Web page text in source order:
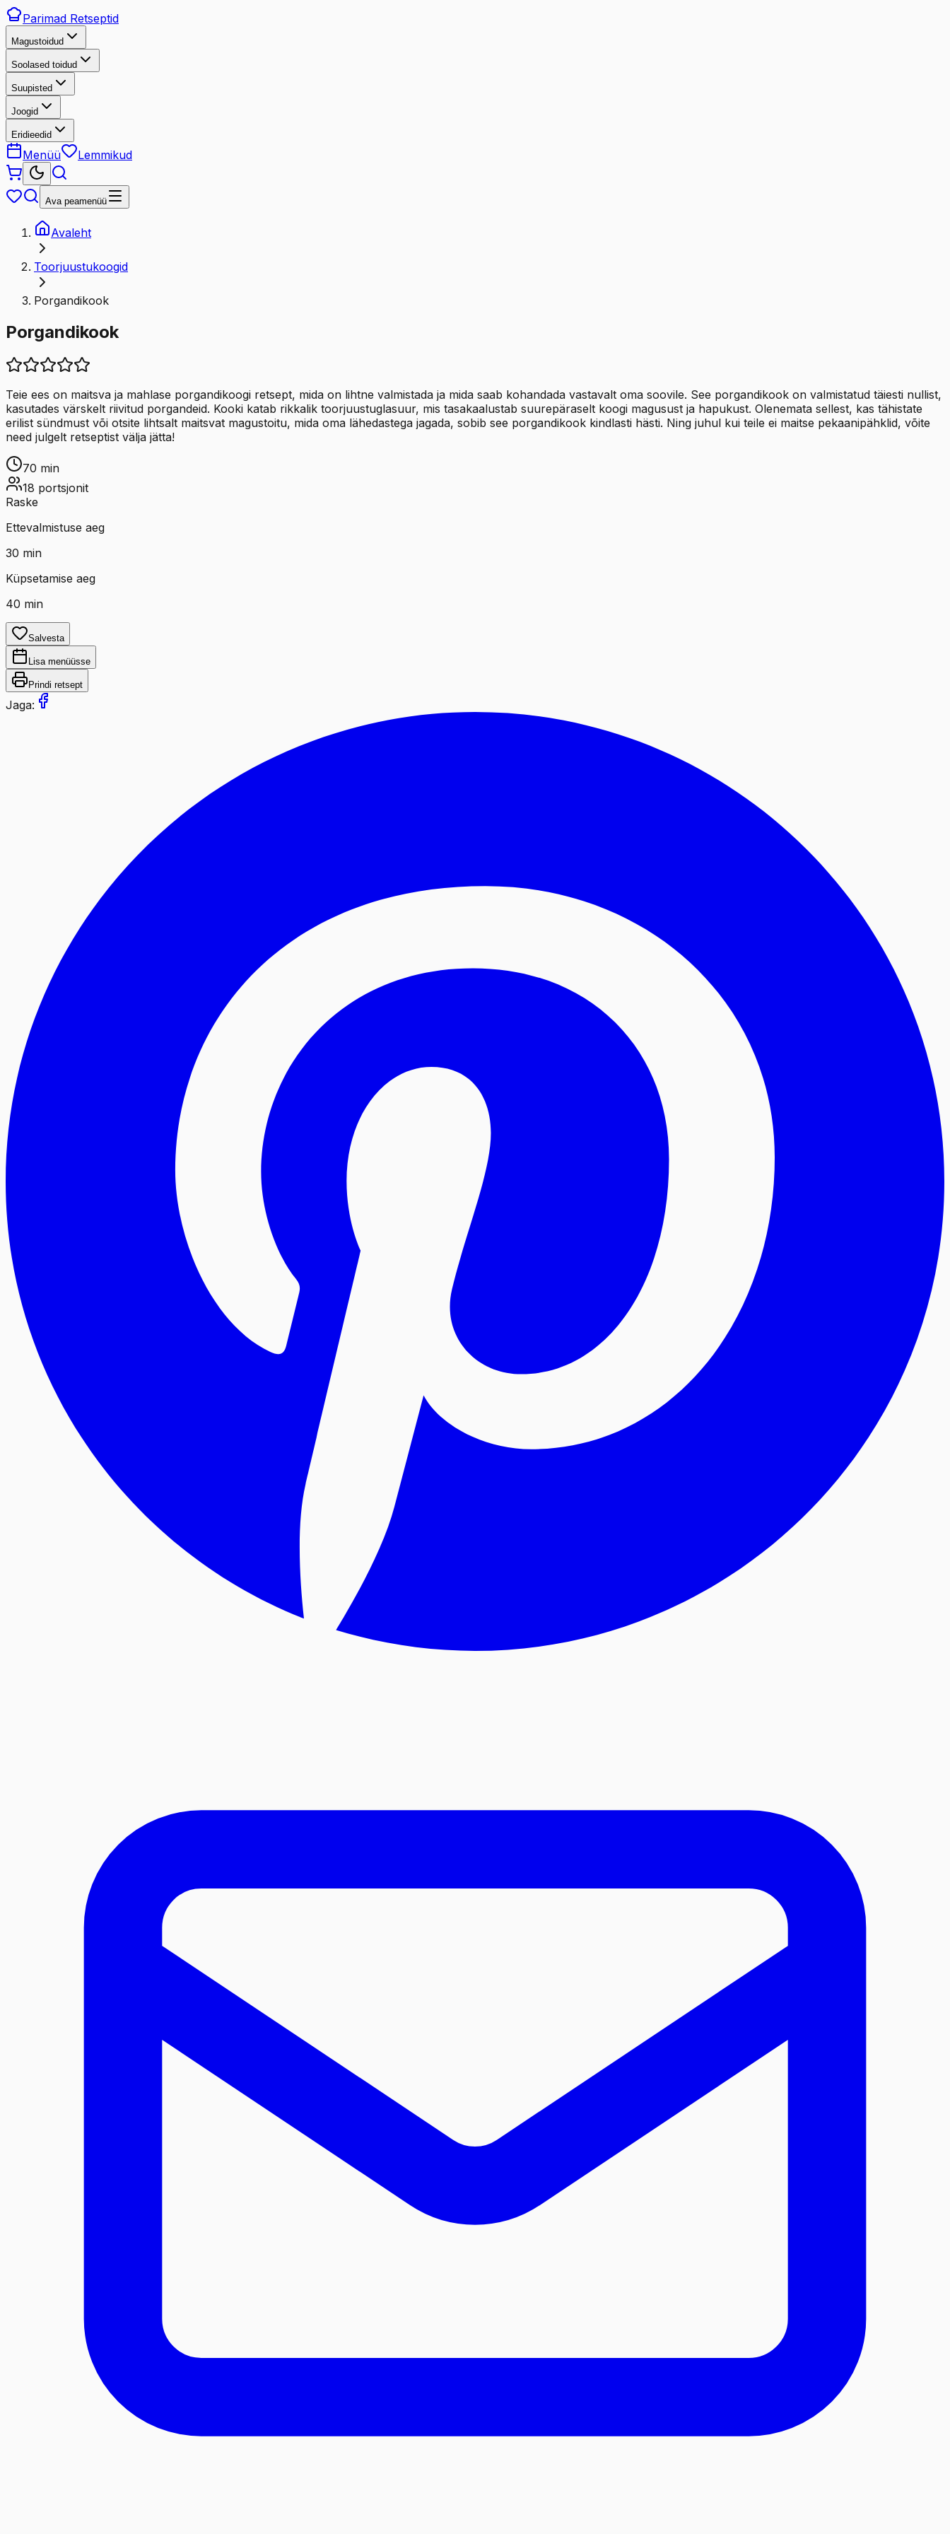
Parimad Retseptid
Magustoidud
Soolased toidud
Suupisted
Joogid
Eridieedid
Menüü Lemmikud
Ava peamenüü
Avaleht
Toorjuustukoogid
Porgandikook
Porgandikook
Teie ees on maitsva ja mahlase porgandikoogi retsept, mida on lihtne valmistada ja mida saab kohandada vastavalt oma soovile. See porgandikook on valmistatud täiesti nullist,
kasutades värskelt riivitud porgandeid. Kooki katab rikkalik toorjuustuglasuur, mis tasakaalustab suurepäraselt koogi magusust ja hapukust. Olenemata sellest, kas tähistate
erilist sündmust või otsite lihtsalt maitsvat magustoitu, mida oma lähedastega jagada, sobib see porgandikook kindlasti hästi. Ning juhul kui teile ei maitse pekaanipähklid, võite
need julgelt retseptist välja jätta!
70 min
18 portsjonit
Raske
Ettevalmistuse aeg
30 min
Küpsetamise aeg
40 min
Salvesta
Lisa menüüsse
Prindi retsept
Jaga: